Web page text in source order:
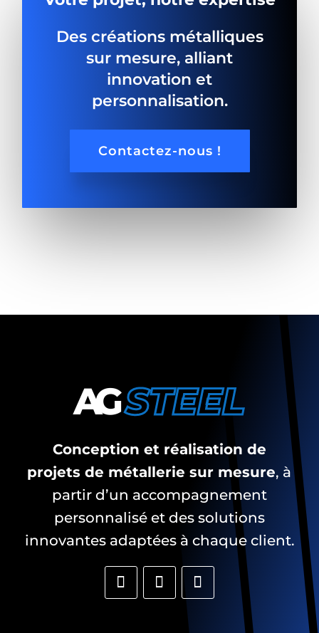
Des créations métalliques
sur mesure, alliant
innovation et
personnalisation.
Contactez-nous !
AG STEEL
Conception et réalisation de
projets de métallerie sur mesure, à
partir d’un accompagnement
personnalisé et des solutions
innovantes adaptées à chaque client.